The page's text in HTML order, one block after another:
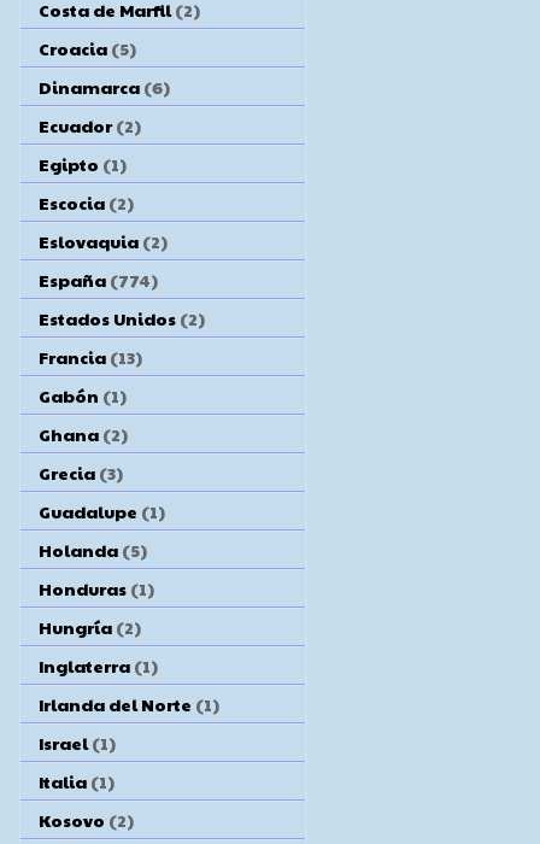
Costa de Marfil (2)
Croacia (5)
Dinamarca (6)
Ecuador (2)
Egipto (1)
Escocia (2)
Eslovaquia (2)
España (774)
Estados Unidos (2)
Francia (13)
Gabón (1)
Ghana (2)
Grecia (3)
Guadalupe (1)
Holanda (5)
Honduras (1)
Hungría (2)
Inglaterra (1)
Irlanda del Norte (1)
Israel (1)
Italia (1)
Kosovo (2)